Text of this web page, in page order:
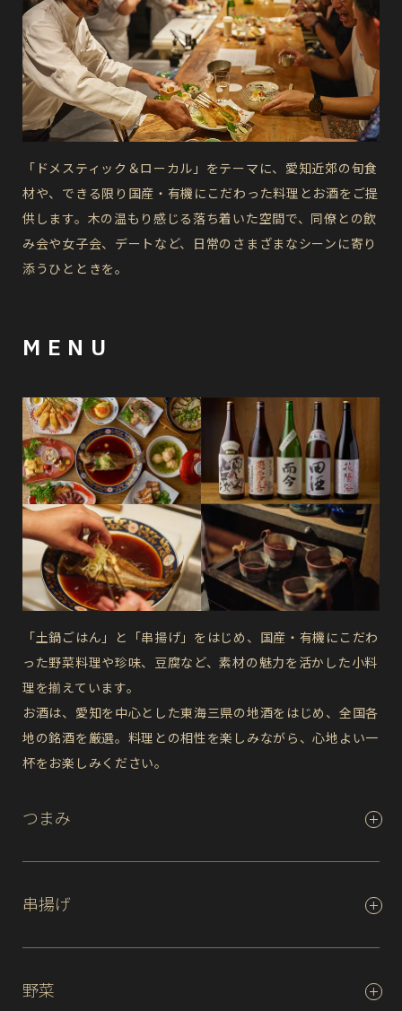
「ドメスティック＆ローカル」をテーマに、愛知近郊の旬食
材や、できる限り国産・有機にこだわった料理とお酒をご提
供します。木の温もり感じる落ち着いた空間で、同僚との飲
み会や女子会、デートなど、日常のさまざまなシーンに寄り
添うひとときを。
MENU
「土鍋ごはん」と「串揚げ」をはじめ、国産・有機にこだわ
った野菜料理や珍味、豆腐など、素材の魅力を活かした小料
理を揃えています。
お酒は、愛知を中心とした東海三県の地酒をはじめ、全国各
地の銘酒を厳選。料理との相性を楽しみながら、心地よい一
杯をお楽しみください。
つまみ
串揚げ
野菜